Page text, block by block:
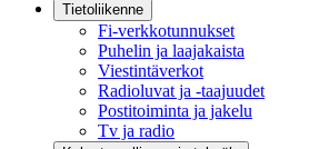
Tietoliikenne
Fi-verkkotunnukset
Puhelin ja laajakaista
Viestintäverkot
Radioluvat ja -taajuudet
Postitoiminta ja jakelu
Tv ja radio